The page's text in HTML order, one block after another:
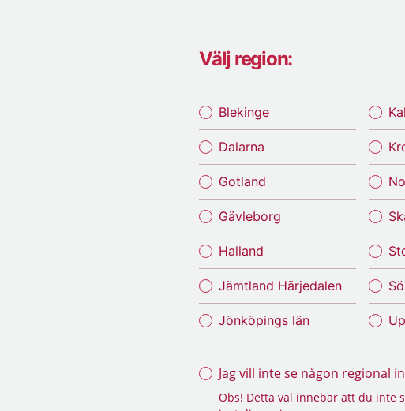
Välj region:
Blekinge
Dalarna
Gotland
Gävleborg
Halland
Jämtland Härjedalen
Jönköpings län
Jag vill inte se någon regional
Obs! Detta val innebär att du inte